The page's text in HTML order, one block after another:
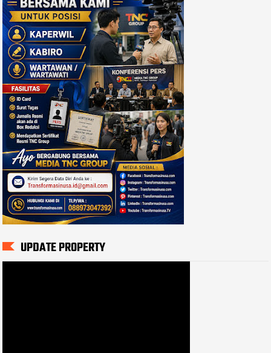
UPDATE PROPERTY